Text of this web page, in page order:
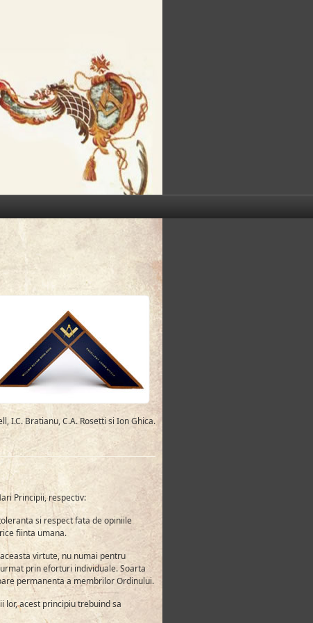
I.C. Bratianu, C.A. Rosetti si Ion Ghica.
Principii, respectiv:
si respect fata de opiniile
fiinta umana.
virtute, nu numai pentru
prin eforturi individuale. Soarta
permanenta a membrilor Ordinului.
lor, acest principiu trebuind sa